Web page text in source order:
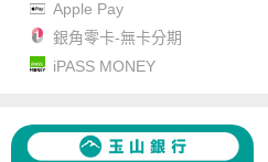
Apple Pay
銀角零卡-無卡分期
iPASS MONEY